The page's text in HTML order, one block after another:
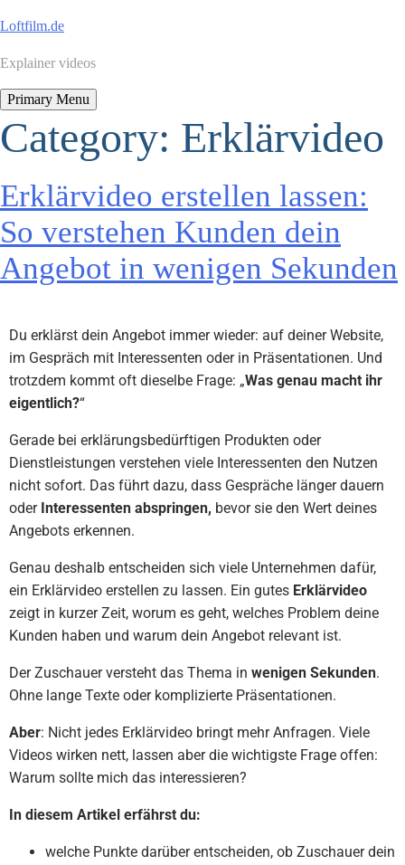
Loftfilm.de
Explainer videos
Primary Menu
Category: Erklärvideo
Erklärvideo erstellen lassen:
So verstehen Kunden dein
Angebot in wenigen Sekunden
Du erklärst dein Angebot immer wieder: auf deiner Website,
im Gespräch mit Interessenten oder in Präsentationen. Und
trotzdem kommt oft dieselbe Frage: „Was genau macht ihr
eigentlich?“
Gerade bei erklärungsbedürftigen Produkten oder
Dienstleistungen verstehen viele Interessenten den Nutzen
nicht sofort. Das führt dazu, dass Gespräche länger dauern
oder Interessenten abspringen, bevor sie den Wert deines
Angebots erkennen.
Genau deshalb entscheiden sich viele Unternehmen dafür,
ein Erklärvideo erstellen zu lassen. Ein gutes Erklärvideo
zeigt in kurzer Zeit, worum es geht, welches Problem deine
Kunden haben und warum dein Angebot relevant ist.
Der Zuschauer versteht das Thema in wenigen Sekunden.
Ohne lange Texte oder komplizierte Präsentationen.
Aber: Nicht jedes Erklärvideo bringt mehr Anfragen. Viele
Videos wirken nett, lassen aber die wichtigste Frage offen:
Warum sollte mich das interessieren?
In diesem Artikel erfährst du:
welche Punkte darüber entscheiden, ob Zuschauer dein